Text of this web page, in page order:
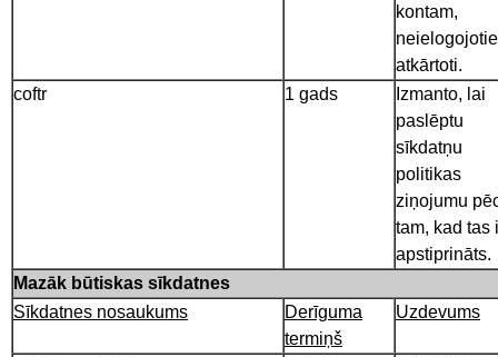
kontam,
atkārtoti.
coftr
1 gads
Izmanto, lai
paslēptu
sīkdatņu
politikas
ziņojumu
tam, kad tas
apstiprināts.
Mazāk būtiskas sīkdatnes
Sīkdatnes nosaukums
Derīguma
termiņš
Uzdevums